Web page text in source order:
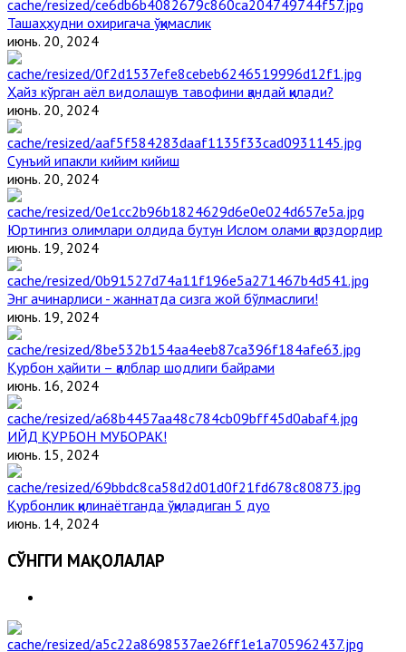
Ташаҳҳудни охиригача ўқимаслик
июнь. 20, 2024
Ҳайз кўрган аёл видолашув тавофини қандай қилади?
июнь. 20, 2024
Сунъий ипакли кийим кийиш
июнь. 20, 2024
Юртингиз олимлари олдида бутун Ислом олами қарздордир
июнь. 19, 2024
Энг ачинарлиси - жаннатда сизга жой бўлмаслиги!
июнь. 19, 2024
Қурбон ҳайити – қалблар шодлиги байрами
июнь. 16, 2024
ИЙД ҚУРБОН МУБОРАК!
июнь. 15, 2024
Қурбонлик қилинаётганда ўқиладиган 5 дуо
июнь. 14, 2024
СЎНГГИ МАҚОЛАЛАР